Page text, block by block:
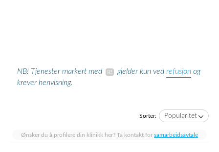
NB! Tjenester markert med gjelder kun ved refusjon og
krever henvisning.
Sorter: Popularitet
Ønsker du å profilere din klinikk her? Ta kontakt for samarbeidsavtale